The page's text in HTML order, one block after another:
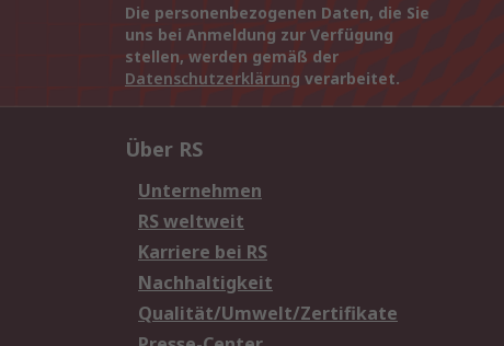
Die personenbezogenen Daten, die Sie
uns bei Anmeldung zur Verfügung
stellen, werden gemäß der
Datenschutzerklärung verarbeitet.
Über RS
Unternehmen
RS weltweit
Karriere bei RS
Nachhaltigkeit
Qualität/Umwelt/Zertifikate